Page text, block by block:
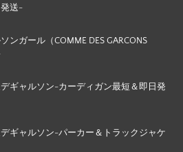
発送-
ンガール（COMME DES GARCONS
ギャルソン-カーディガン最短＆即日発
ギャルソン-パーカー＆トラックジャケ